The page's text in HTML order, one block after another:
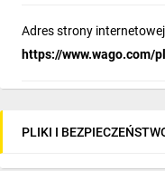
Adres strony internetowej
https://www.wago.com/
PLIKI I